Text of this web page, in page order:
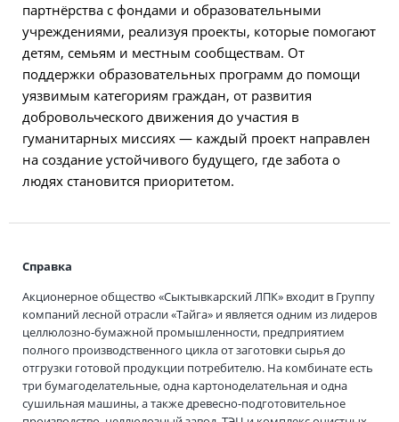
партнёрства с фондами и образовательными
учреждениями, реализуя проекты, которые помогают
детям, семьям и местным сообществам. От
поддержки образовательных программ до помощи
уязвимым категориям граждан, от развития
добровольческого движения до участия в
гуманитарных миссиях — каждый проект направлен
на создание устойчивого будущего, где забота о
людях становится приоритетом.
Справка
Акционерное общество «Сыктывкарский ЛПК» входит в Группу
компаний лесной отрасли «Тайга» и является одним из лидеров
целлюлозно-бумажной промышленности, предприятием
полного производственного цикла от заготовки сырья до
отгрузки готовой продукции потребителю. На комбинате есть
три бумагоделательные, одна картоноделательная и одна
сушильная машины, а также древесно-подготовительное